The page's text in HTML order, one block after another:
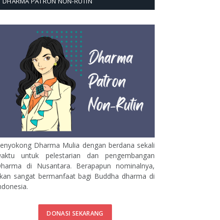
Dharma Mulia dengan berdana sekali
untuk pelestarian dan pengembangan
di Nusantara. Berapapun nominalnya,
sangat bermanfaat bagi Buddha dharma di
DONASI SEKARANG